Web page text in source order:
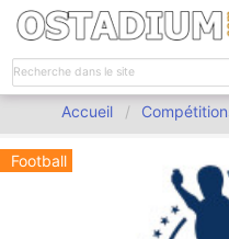
Accueil
Football